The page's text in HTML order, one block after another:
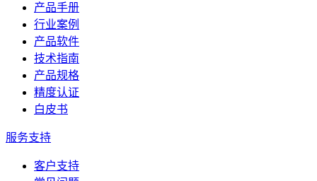
产品手册
行业案例
产品软件
技术指南
产品规格
精度认证
白皮书
服务支持
客户支持